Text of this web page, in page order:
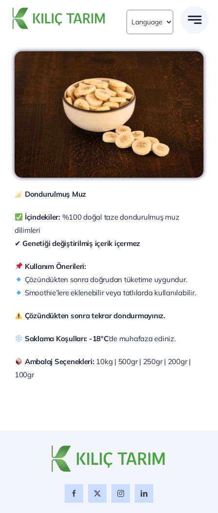
Skip
Dondurulmuş Muz
İçindekiler: %100 doğal taze dondurulmuş muz
dilimleri
✔Genetiği değiştirilmiş içerik içermez
Kullanım Önerileri:
Çözündükten sonra doğrudan tüketime uygundur.
Smoothie’lere eklenebilir veya tatlılarda kullanılabilir.
Çözündükten sonra tekrar dondurmayınız.
Saklama Koşulları: -18°C‘de muhafaza ediniz.
Ambalaj Seçenekleri: 10kg | 500gr | 250gr | 200gr |
100gr